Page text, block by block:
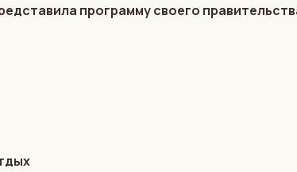
программу своего